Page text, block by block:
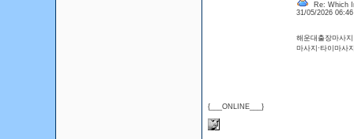
{___ONLINE___}
Re: Which
31/05/2026
해운대출장마사
마사지·타이마